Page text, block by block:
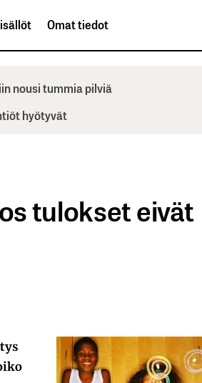
Omat tiedot
nousi tummia pilviä
hyötyvät
tulokset eivät